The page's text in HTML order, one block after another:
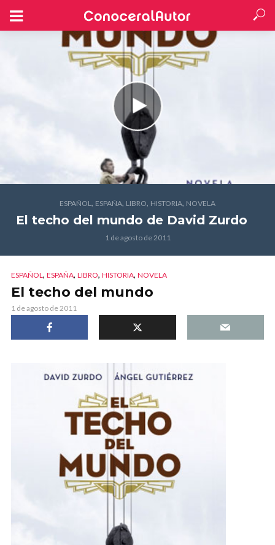
ESPAÑOL, ESPAÑA, LIBRO, HISTORIA, NOVELA
El techo del mundo de David Zurdo
1 de agosto de 2011
ESPAÑOL, ESPAÑA, LIBRO, HISTORIA, NOVELA
El techo del mundo
1 de agosto de 2011